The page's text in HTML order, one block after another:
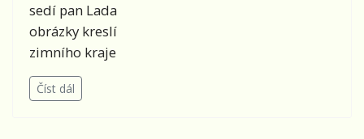
sedí pan Lada
obrázky kreslí
zimního kraje
Číst dál